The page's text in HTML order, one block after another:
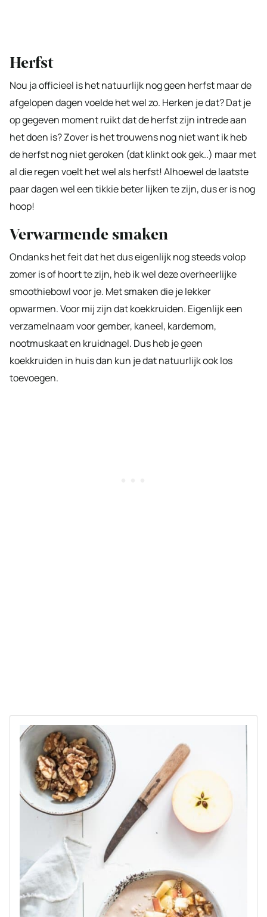
Herfst
Nou ja officieel is het natuurlijk nog geen herfst maar de
afgelopen dagen voelde het wel zo. Herken je dat? Dat je
op gegeven moment ruikt dat de herfst zijn intrede aan
het doen is? Zover is het trouwens nog niet want ik heb
de herfst nog niet geroken (dat klinkt ook gek..) maar met
al die regen voelt het wel als herfst! Alhoewel de laatste
paar dagen wel een tikkie beter lijken te zijn, dus er is nog
hoop!
Verwarmende smaken
Ondanks het feit dat het dus eigenlijk nog steeds volop
zomer is of hoort te zijn, heb ik wel deze overheerlijke
smoothiebowl voor je. Met smaken die je lekker
opwarmen. Voor mij zijn dat koekkruiden. Eigenlijk een
verzamelnaam voor gember, kaneel, kardemom,
nootmuskaat en kruidnagel. Dus heb je geen
koekkruiden in huis dan kun je dat natuurlijk ook los
toevoegen.